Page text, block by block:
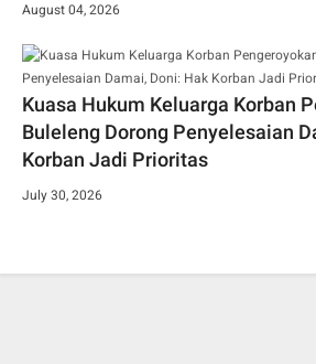
August 04, 2026
Kuasa Hukum Keluarga Korban
Buleleng Dorong Penyelesaian
Korban Jadi Prioritas
July 30, 2026